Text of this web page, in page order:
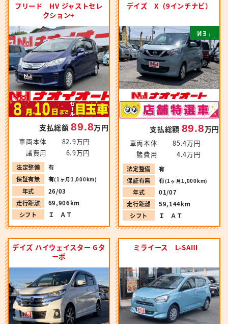
フリード HV ジャストセレ
クション+
支払総額89.8万円
車両本体
82.9万円
諸費用
6.9万円
法定整備
有
保証有無
有(1ヶ月1,000km)
年式
26/03
走行距離
69,906km
シフト
Ｉ ＡＴ
デイズ X（9インチナビ）
NE W
支払総額 89.8万円
車両本体
85.4万円
諸費用
4.4万円
法定整備
有
保証有無
有(1ヶ月1,000km)
年式
01/07
走行距離
59,144km
シフト
Ｉ ＡＴ
デイズ ハイウェイスター Gタ
ーボ
ミライース L-SAⅢ